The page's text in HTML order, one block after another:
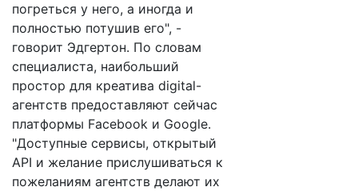
погреться у него, а иногда и
полностью потушив его", -
говорит Эдгертон. По словам
специалиста, наибольший
простор для креатива digital-
агентств предоставляют сейчас
платформы Facebook и Google.
"Доступные сервисы, открытый
API и желание прислушиваться к
пожеланиям агентств делают их